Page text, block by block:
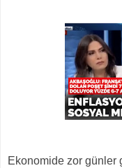
Ekonomide zor günler